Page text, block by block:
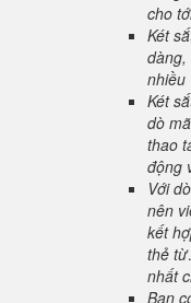
cho
Két
dàng,
nhiều
Két
dò
thao
động
Với
nên
kết
thẻ
nhất
Bạn